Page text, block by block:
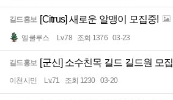
길드홍보 [Citrus] 새로운 알맹이 모집중!
엘쿨루스 Lv.78 조회 1376 03-23
길드홍보 [군신] 소수친목 길드 길드원 모집
이천시민 Lv.71 조회 1230 03-20